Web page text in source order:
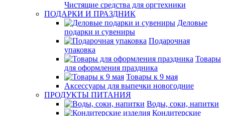
Чистящие средства для оргтехники
ПОДАРКИ И ПРАЗДНИК
Деловые
подарки и сувениры
Подарочная
упаковка
Товары
для оформления праздника
Товары к 9 мая
Аксессуары для выпечки новогодние
ПРОДУКТЫ ПИТАНИЯ
Воды, соки, напитки
Кондитерские